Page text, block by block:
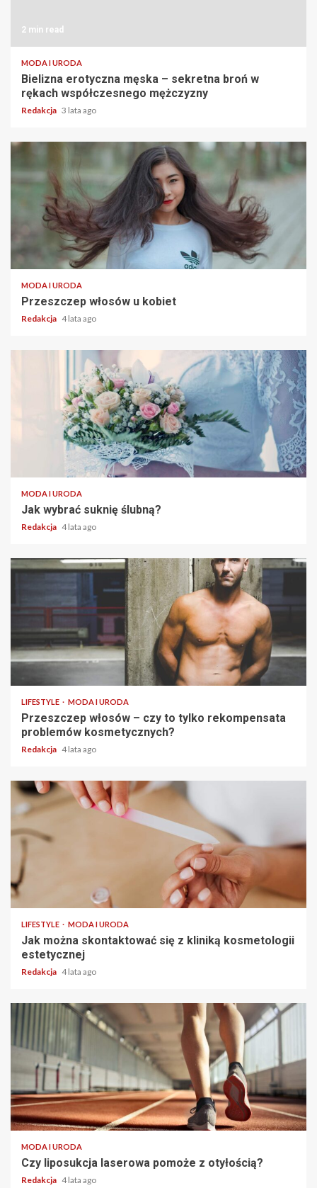
2 min read
MODA I URODA
Bielizna erotyczna męska – sekretna broń w
rękach współczesnego mężczyzny
Redakcja 3 lata ago
2 min read
MODA I URODA
Przeszczep włosów u kobiet
Redakcja 4 lata ago
MODA I URODA
Jak wybrać suknię ślubną?
Redakcja 4 lata ago
2 min read
LIFESTYLE MODA I URODA
Przeszczep włosów – czy to tylko rekompensata
problemów kosmetycznych?
Redakcja 4 lata ago
LIFESTYLE MODA I URODA
Jak można skontaktować się z kliniką kosmetologii
estetycznej
Redakcja 4 lata ago
2 min read
MODA I URODA
Czy liposukcja laserowa pomoże z otyłością?
Redakcja 4 lata ago